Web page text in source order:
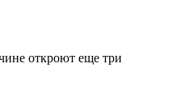
откроют еще три